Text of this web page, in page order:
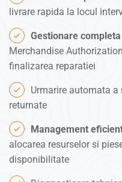
livrare rapida la locul
Gestionare completa
Merchandise
finalizarea reparatiei
Urmarire automata a
returnate
Management
alocarea resurselor si
disponibilitate